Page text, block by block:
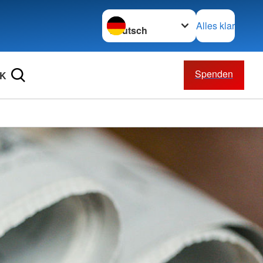
Sprache wechseln zu
Alles klar
Spenden